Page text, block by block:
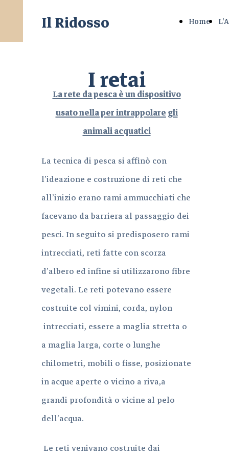
Il Ridosso Home
I retai
La rete da pesca è un dispositivo
usato nella per intrappolare gli
animali acquatici
La tecnica di pesca si affinò con
l’ideazione e costruzione di reti che
all’inizio erano rami ammucchiati che
facevano da barriera al passaggio dei
pesci. In seguito si predisposero rami
intrecciati, reti fatte con scorza
d’albero ed infine si utilizzarono fibre
vegetali. Le reti potevano essere
costruite col vimini, corda, nylon
intrecciati, essere a maglia stretta o
a maglia larga, corte o lunghe
chilometri, mobili o fisse, posizionate
in acque aperte o vicino a riva,a
grandi profondità o vicine al pelo
dell’acqua.
Le reti venivano costruite dai